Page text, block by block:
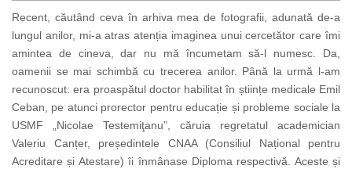
Recent, căutând ceva în arhiva mea de fotografii, adunată de-a
lungul anilor, mi-a atras atenția imaginea unuicercetător care îmi
amintea de cineva, dar nu mă încumetam să-l numesc. Da,
oamenii se mai schimbă cu trecerea anilor. Până la urmă l-am
recunoscut: era proaspătul doctor habilitat în științe medicale Emil
Ceban, pe atunci prorector pentru educație și probleme sociale la
USMF „Nicolae Testemiţanu”, căruia regretatul academician
Valeriu Canțer, președintele CNAA (Consiliul Național pentru
Acreditare și Atestare) îi înmânase Diploma respectivă. Aceste și